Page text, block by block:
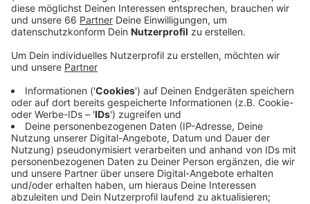
Darin sind alle Inszenierungen der vergangenen 10
Jahre zusammengefasst, Daten, Fotos und Essays
aufgestelltes Haus, das im Zentrum der
Düsseldorf Mikro. Die Zahlen seien für ein
Stadttheater rekordverdächtig.
Anzeige
Wilfried Schulz, Düsseldorfer